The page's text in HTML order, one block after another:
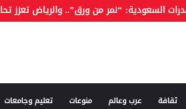
ثقافة عرب وعالم منوعات تعليم وجامعات